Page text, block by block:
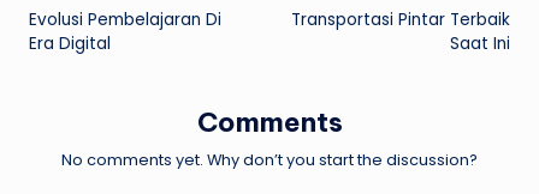
navigation
Evolusi Pembelajaran Di
Era Digital
Transportasi Pintar Terbaik
Saat Ini
Comments
No comments yet. Why don’t you start the discussion?